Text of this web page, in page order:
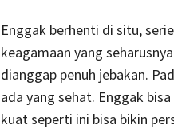
Enggak berhenti di situ,
keagamaan yang
dianggap penuh jebakan.
ada yang sehat. Enggak
kuat seperti ini bisa bikin